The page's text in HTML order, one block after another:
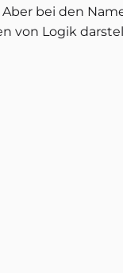
bei den
von Logik